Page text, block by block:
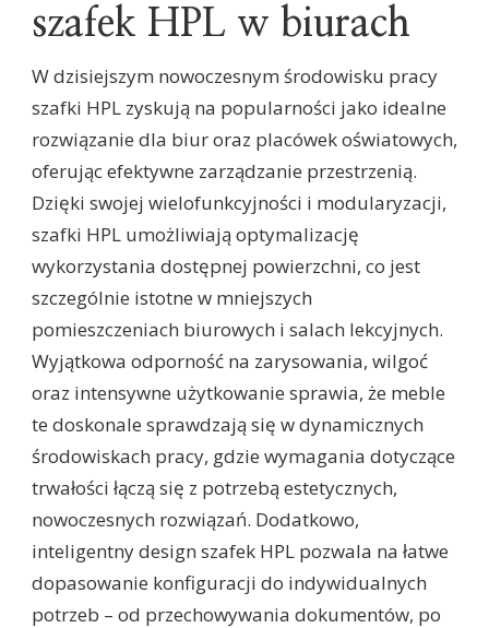
szafek HPL w biurach
W dzisiejszym nowoczesnym środowisku pracy
szafki HPL zyskują na popularności jako idealne
rozwiązanie dla biur oraz placówek oświatowych,
oferując efektywne zarządzanie przestrzenią.
Dzięki swojej wielofunkcyjności i modularyzacji,
szafki HPL umożliwiają optymalizację
wykorzystania dostępnej powierzchni, co jest
szczególnie istotne w mniejszych
pomieszczeniach biurowych i salach lekcyjnych.
Wyjątkowa odporność na zarysowania, wilgoć
oraz intensywne użytkowanie sprawia, że meble
te doskonale sprawdzają się w dynamicznych
środowiskach pracy, gdzie wymagania dotyczące
trwałości łączą się z potrzebą estetycznych,
nowoczesnych rozwiązań. Dodatkowo,
inteligentny design szafek HPL pozwala na łatwe
dopasowanie konfiguracji do indywidualnych
potrzeb – od przechowywania dokumentów, po